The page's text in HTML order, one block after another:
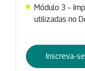
Módulo 3 –
utilizadas no
Inscreva-se